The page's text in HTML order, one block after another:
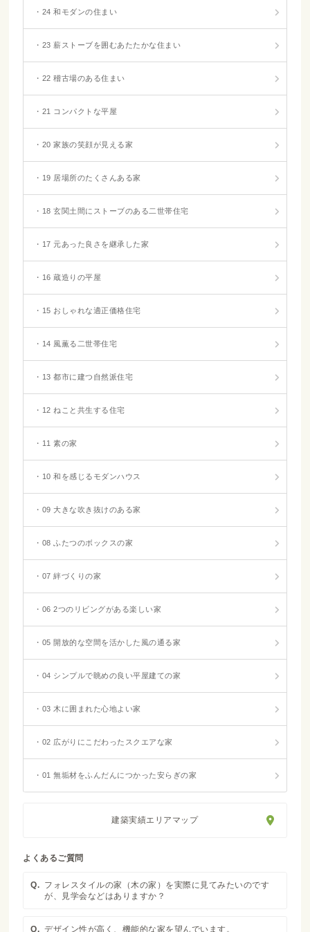
・24 和モダンの住まい
・23 薪ストーブを囲むあたたかな住まい
・22 稽古場のある住まい
・21 コンパクトな平屋
・20 家族の笑顔が見える家
・19 居場所のたくさんある家
・18 玄関土間にストーブのある二世帯住宅
・17 元あった良さを継承した家
・16 蔵造りの平屋
・15 おしゃれな適正価格住宅
・14 風薫る二世帯住宅
・13 都市に建つ自然派住宅
・12 ねこと共生する住宅
・11 素の家
・10 和を感じるモダンハウス
・09 大きな吹き抜けのある家
・08 ふたつのボックスの家
・07 絆づくりの家
・06 2つのリビングがある楽しい家
・05 開放的な空間を活かした風の通る家
・04 シンプルで眺めの良い平屋建ての家
・03 木に囲まれた心地よい家
・02 広がりにこだわったスクエアな家
・01 無垢材をふんだんにつかった安らぎの家
建築実績エリアマップ
よくあるご質問
Q. フォレスタイルの家（木の家）を実際に見てみたいのです
が、見学会などはありますか？
Q. デザイン性が高く、機能的な家を望んでいます。